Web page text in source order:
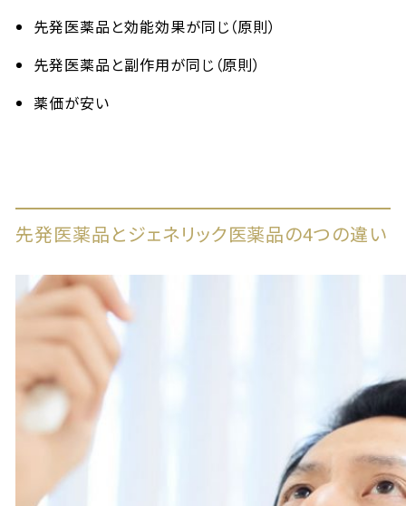
先発医薬品と効能効果が同じ（原則）
先発医薬品と副作用が同じ（原則）
薬価が安い
先発医薬品とジェネリック医薬品の4つの違い